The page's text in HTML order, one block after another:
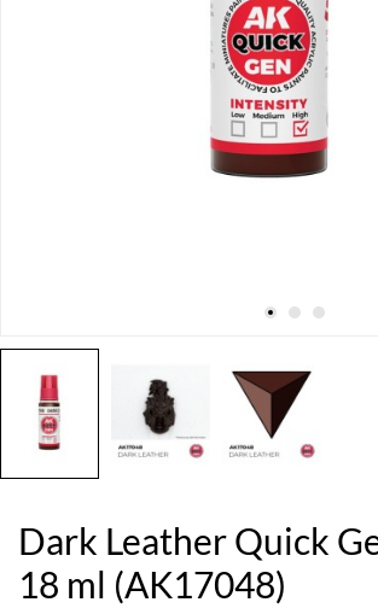
Dark Leather Quick
18 ml (AK17048)